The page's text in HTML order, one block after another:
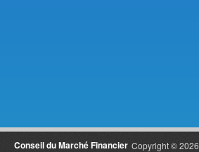
Copyright © 2026
Conseil du Marché Financier